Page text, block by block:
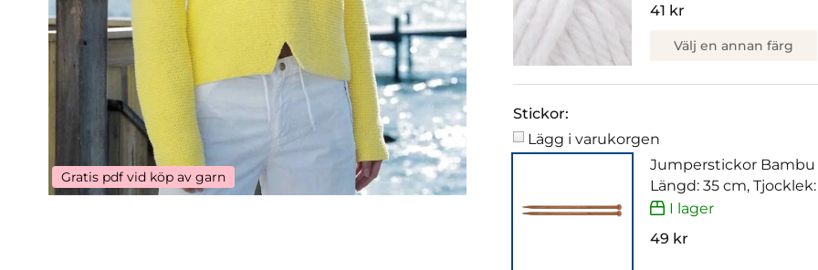
Gratis pdf vid köp av garn
41 kr
Välj en annan färg
Stickor:
Lägg i varukorgen
Jumperstickor Bambu
Längd: 35 cm,
I lager
49 kr